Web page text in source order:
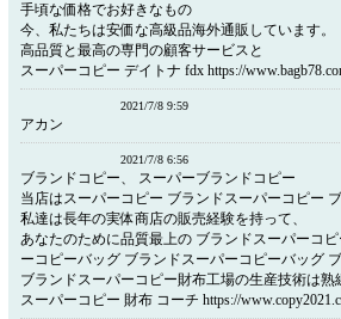
手頃な価格でお好きなもの
今、私たちは安価な高級品海外通販しています。
高品質と最高の専門の顧客サービスと
スーパーコピー デイトナ fdx https://
2021/7/8 9:59
アカン
2021/7/8 6:56
ブランドコピー、 スーパーブランドコピー
当店はスーパーコピー ブランドスーパーコピー
私達は長年の実体商店の販売経験を持って、
あなたのために品質最上の ブランドスーパーコ
ーコピーバッグ ブランドスーパーコピーバッグ
ブランドスーパーコピー財布工場の生産技術は熟
スーパーコピー 財布 コーチ https://